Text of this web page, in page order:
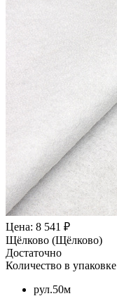
Цена: 8 541 ₽
Щёлково (Щёлково)
Достаточно
Количество в упаковке
рул.50м